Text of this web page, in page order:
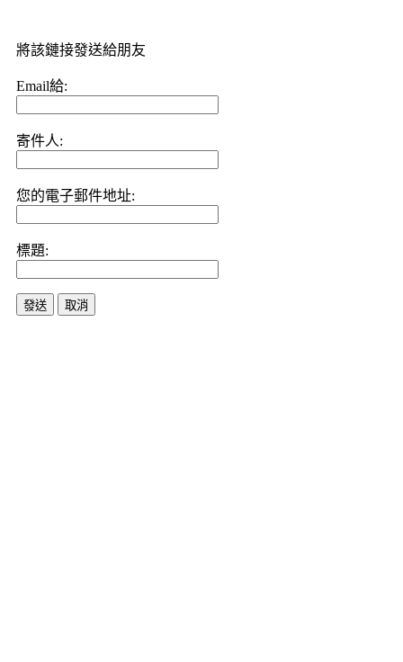
將該鏈接發送給朋友
Email給:
寄件人:
您的電子郵件地址:
標題:
發送 取消